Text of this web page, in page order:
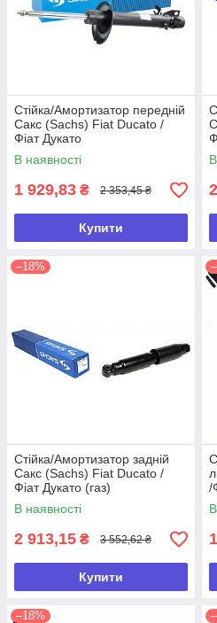
Стійка/Амортизатор передній
Сакс (Sachs) Fiat Ducato /
Фіат Дукато
В наявності
1 929,83 ₴ 2 353,45 ₴
Купити
–18%
Стійка/Амортизатор задній
Сакс (Sachs) Fiat Ducato /
Фіат Дукато (газ)
(315/476mm)
В наявності
2 913,15 ₴ 3 552,62 ₴
Купити
/
–18%